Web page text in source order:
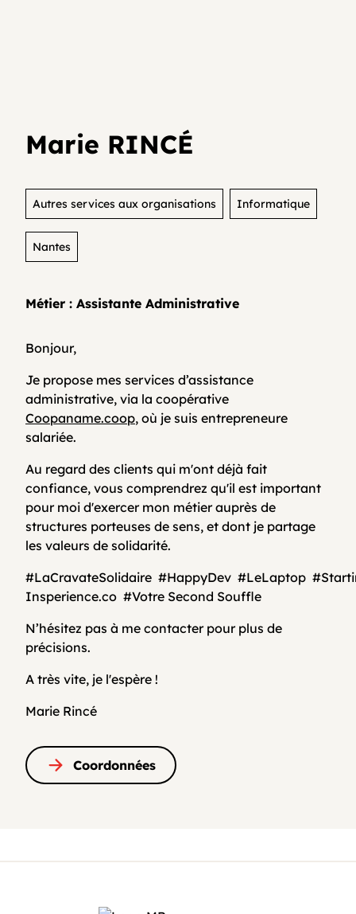
Coopératifs!
Organisme de formation
Contactez-nous
Marie RINCÉ
Autres services aux organisations Informatique
Nantes
Métier : Assistante Administrative
Bonjour,
Je propose mes services d’assistance
administrative, via la coopérative
Coopaname.coop, où je suis entrepreneure
salariée.
Au regard des clients qui m'ont déjà fait
confiance, vous comprendrez qu'il est important
pour moi d'exercer mon métier auprès de
structures porteuses de sens, et dont je partage
les valeurs de solidarité.
#LaCravateSolidaire #HappyDev #LeLaptop
Insperience.co #Votre Second Souffle
N’hésitez pas à me contacter pour plus de
précisions.
A très vite, je l'espère !
Marie Rincé
Coordonnées